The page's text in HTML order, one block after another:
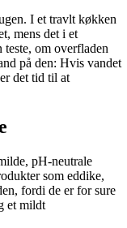
I et travlt køkken
mens det i et
om overfladen
på den: Hvis vandet
det tid til at
pH-neutrale
som eddike,
fordi de er for sure
et mildt